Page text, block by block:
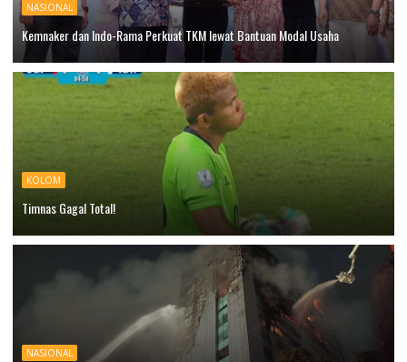
NASIONAL
Kemnaker dan Indo-Rama Perkuat TKM lewat Bantuan Modal Usaha
KOLOM
Timnas Gagal Total!
NASIONAL